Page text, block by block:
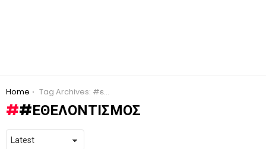
You are here:
Home Tag Archives: #εθελοντισμός
#ΕΘΕΛΟΝΤΙΣΜΌΣ